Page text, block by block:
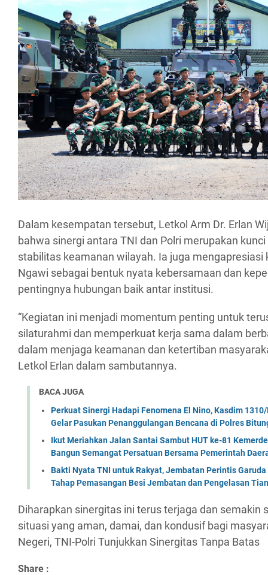
Dalam kesempatan tersebut, Letkol Arm Dr. Erlan
bahwa sinergi antara TNI dan Polri merupakan
stabilitas keamanan wilayah. Ia juga mengapresiasi
Ngawi sebagai bentuk nyata kebersamaan dan
pentingnya hubungan baik antar institusi.
“Kegiatan ini menjadi momentum penting untuk
silaturahmi dan memperkuat kerja sama dalam
dalam menjaga keamanan dan ketertiban
Letkol Erlan dalam sambutannya.
BACA JUGA
Perkuat Sinergi Hadapi Fenomena El Nino, Kasdim
Gelar Pasukan Penanggulangan Bencana di Polres
Ikut Meriahkan Jalan Santai Sambut HUT ke-81
Bangun Semangat Persatuan Bersama Pemerintah
Bakti Nyata TNI untuk Rakyat, Jembatan Perintis
Tahap Pemasangan Besi Jembatan dan Pengelasan
Diharapkan sinergitas ini terus terjaga dan semakin
situasi yang aman, damai, dan kondusif bagi
Negeri, TNI-Polri Tunjukkan Sinergitas Tanpa Batas
Share :